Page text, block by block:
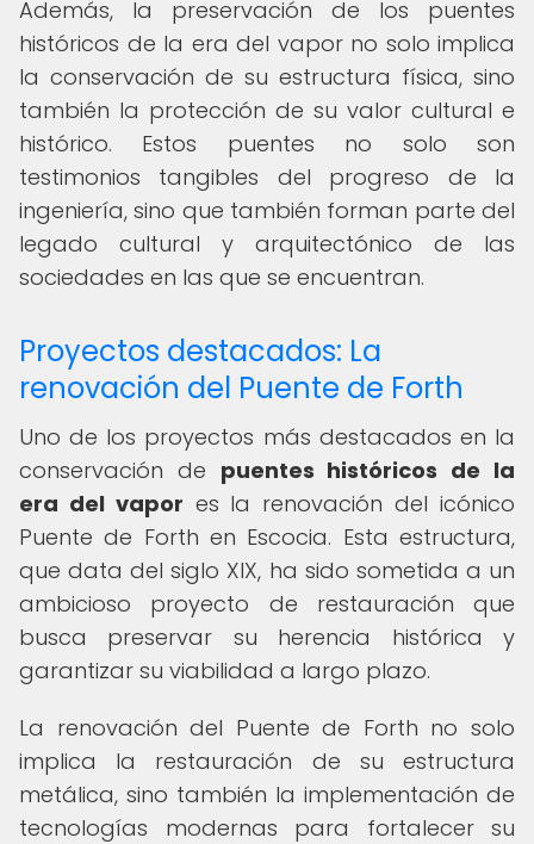
Además, la preservación de los puentes
históricos de la era del vapor no solo implica
la conservación de su estructura física, sino
también la protección de su valor cultural e
histórico. Estos puentes no solo son
testimonios tangibles del progreso de la
ingeniería, sino que también forman parte del
legado cultural y arquitectónico de las
sociedades en las que se encuentran.
Proyectos destacados: La
renovación del Puente de Forth
Uno de los proyectos más destacados en la
conservación de puentes históricos de la
era del vapor es la renovación del icónico
Puente de Forth en Escocia. Esta estructura,
que data del siglo XIX, ha sido sometida a un
ambicioso proyecto de restauración que
busca preservar su herencia histórica y
garantizar su viabilidad a largo plazo.
La renovación del Puente de Forth no solo
implica la restauración de su estructura
metálica, sino también la implementación de
tecnologías modernas para fortalecer su